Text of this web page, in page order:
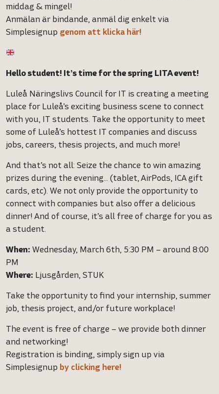
middag & mingel!
Anmälan är bindande, anmäl dig enkelt via
Simplesignup genom att klicka här!
Hello student! It’s time for the spring LITA event!
Luleå Näringslivs Council for IT is creating a meeting
place for Luleå’s exciting business scene to connect
with you, IT students. Take the opportunity to meet
some of Luleå’s hottest IT companies and discuss
jobs, careers, thesis projects, and much more!
And that’s not all: Seize the chance to win amazing
prizes during the evening… (tablet, AirPods, ICA gift
cards, etc). We not only provide the opportunity to
connect with companies but also offer a delicious
dinner! And of course, it’s all free of charge for you as
a student.
When: Wednesday, March 6th, 5:30 PM – around 8:00
PM
Where: Ljusgården, STUK
Take the opportunity to find your internship, summer
job, thesis project, and/or future workplace!
The event is free of charge – we provide both dinner
and networking!
Registration is binding, simply sign up via
Simplesignup by clicking here!